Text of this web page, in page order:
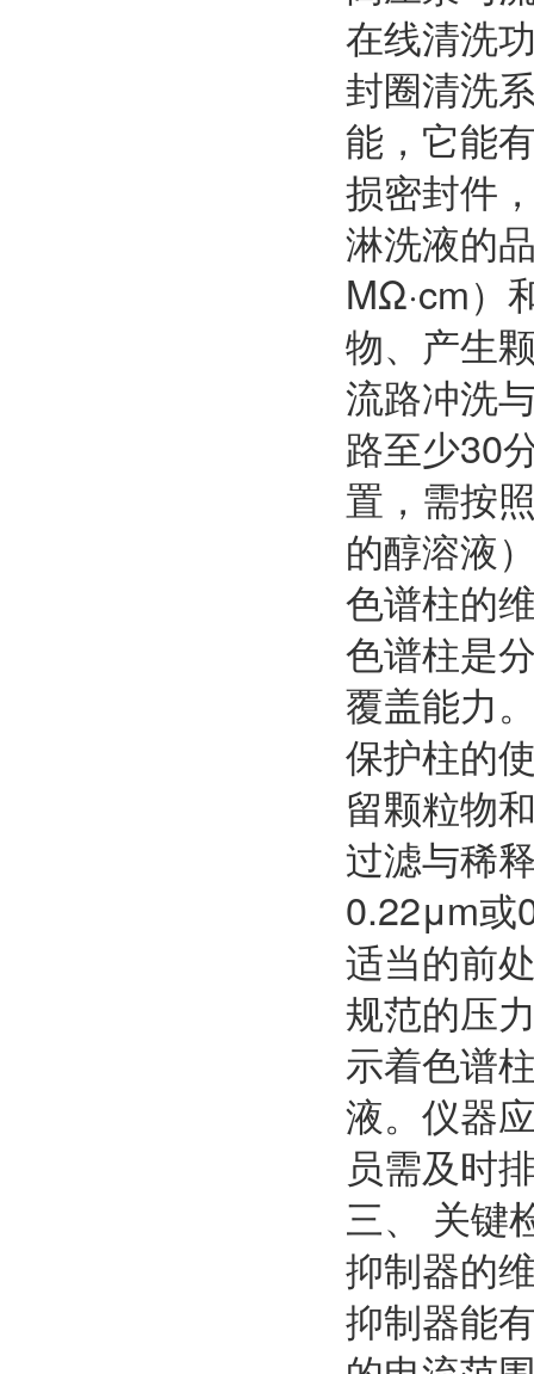
在线清洗
封圈清洗
能，它能
损密封件
淋洗液的
MΩ·cm）
物、产生
流路冲洗
路至少30
置，需按
的醇溶液
色谱柱的
色谱柱是
覆盖能力
保护柱的
留颗粒物
过滤与稀
0.22μm或
适当的前
规范的压
示着色谱
液。仪器
员需及时
三、 关键
抑制器的
抑制器能